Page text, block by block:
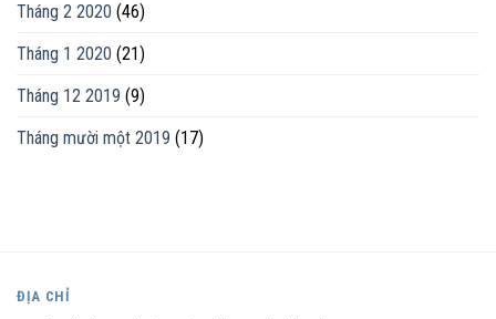
Tháng 2 2020 (46)
Tháng 1 2020 (21)
Tháng 12 2019 (9)
Tháng mười một 2019 (17)
ĐỊA CHỈ